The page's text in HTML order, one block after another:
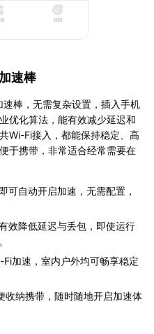
速棒
棒，无需复杂设置，插入手机
优化算法，能有效减少延迟和
Wi-Fi接入，都能保持稳定、高
于携带，非常适合经常需要在
可自动开启加速，无需配置，
效降低延迟与丢包，即使运行
Fi加速，室内户外均可畅享稳定
收纳携带，随时随地开启加速体